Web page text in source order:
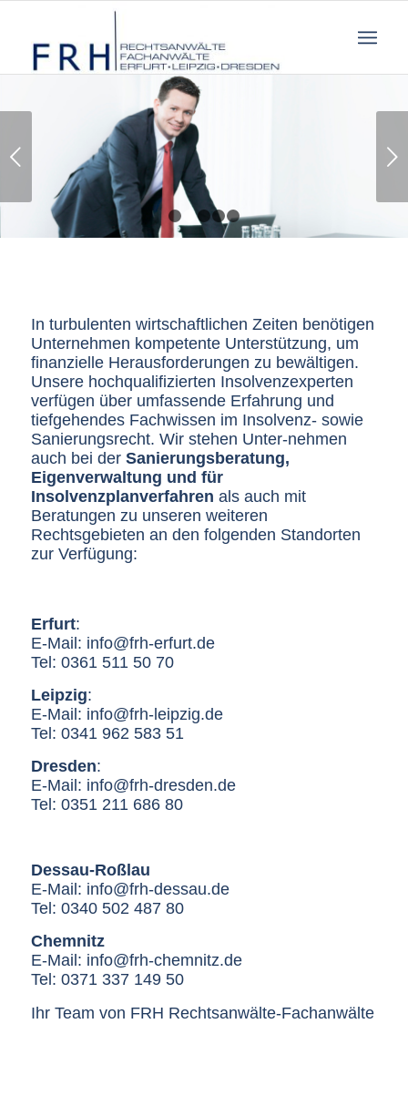
1
In turbulenten wirtschaftlichen Zeiten benötigen
Unternehmen kompetente Unterstützung, um
finanzielle Herausforderungen zu bewältigen.
Unsere hochqualifizierten Insolvenzexperten
verfügen über umfassende Erfahrung und
tiefgehendes Fachwissen im Insolvenz- sowie
Sanierungsrecht. Wir stehen Unter-nehmen
auch bei der Sanierungsberatung,
Eigenverwaltung und für
Insolvenzplanverfahren als auch mit
Beratungen zu unseren weiteren
Rechtsgebieten an den folgenden Standorten
zur Verfügung:
Erfurt:
E-Mail: info@frh-erfurt.de
Tel: 0361 511 50 70
Leipzig:
E-Mail: info@frh-leipzig.de
Tel: 0341 962 583 51
Dresden:
E-Mail: info@frh-dresden.de
Tel: 0351 211 686 80
Dessau-Roßlau
E-Mail: info@frh-dessau.de
Tel: 0340 502 487 80
Chemnitz
E-Mail: info@frh-chemnitz.de
Tel: 0371 337 149 50
Ihr Team von FRH Rechtsanwälte-Fachanwälte